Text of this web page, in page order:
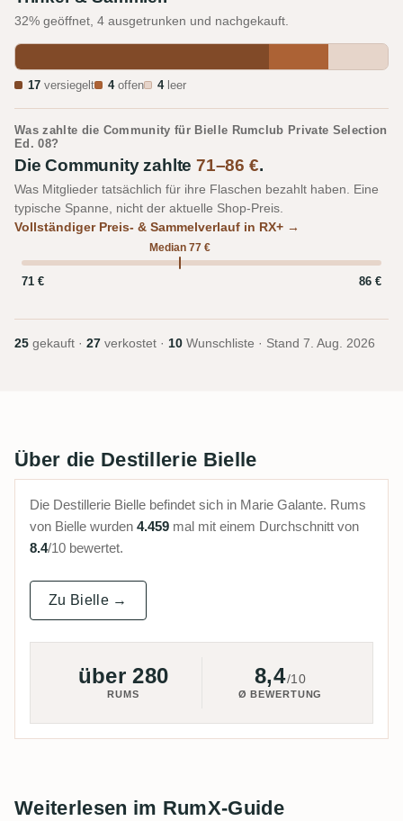
32% geöffnet, 4 ausgetrunken und nachgekauft.
17 versiegelt 4offen 4leer
Was zahlte die Community für Bielle Rumclub Private Selection
Ed. 08?
Die Community zahlte71–86 €.
Was Mitglieder tatsächlich für ihre Flaschen bezahlt haben. Eine
typische Spanne, nicht der aktuelle Shop-Preis.
Vollständiger Preis- & Sammelverlauf in RX+ →
Median 77 €
71 € 86 €
25 gekauft · 27 verkostet · 10 Wunschliste · Stand 7. Aug. 2026
Über die Destillerie Bielle
Die Destillerie Bielle befindet sich in Marie Galante. Rums
von Bielle wurden 4.459 mal mit einem Durchschnitt von
8.4/10 bewertet.
Zu Bielle →
über 280
RUMS
8,4/10
Ø BEWERTUNG
Weiterlesen im RumX-Guide